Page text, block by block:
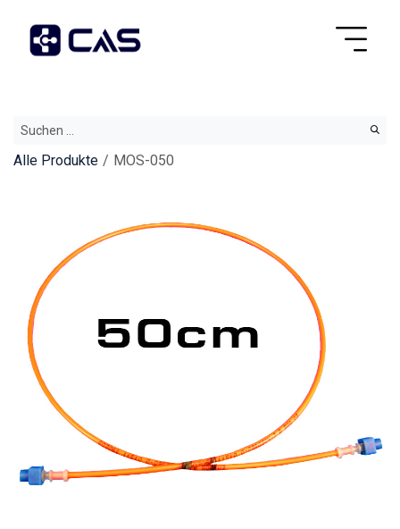
Alle Produkte MOS-050